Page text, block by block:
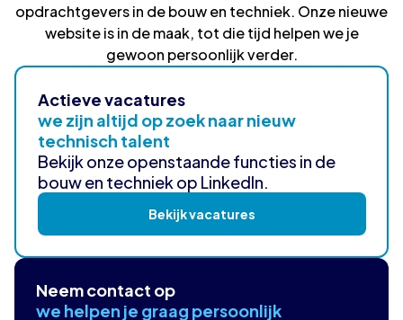
opdrachtgevers in de bouw en techniek. Onze nieuwe
website is in de maak, tot die tijd helpen we je
gewoon persoonlijk verder.
Actieve vacatures
we zijn altijd op zoek naar nieuw
technisch talent
Bekijk onze openstaande functies in de
bouw en techniek op LinkedIn.
Bekijk vacatures
Neem contact op
we helpen je graag persoonlijk